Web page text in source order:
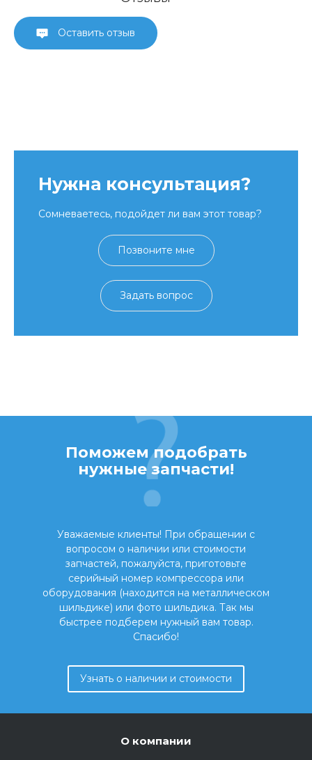
Оставить отзыв
Нужна консультация?
Сомневаетесь, подойдет ли вам этот товар?
Позвоните мне
Задать вопрос
Поможем подобрать
нужные запчасти!
Уважаемые клиенты! При обращении с
вопросом о наличии или стоимости
запчастей, пожалуйста, приготовьте
серийный номер компрессора или
оборудования (находится на металлическом
шильдике) или фото шильдика. Так мы
быстрее подберем нужный вам товар.
Спасибо!
Узнать о наличии и стоимости
О компании